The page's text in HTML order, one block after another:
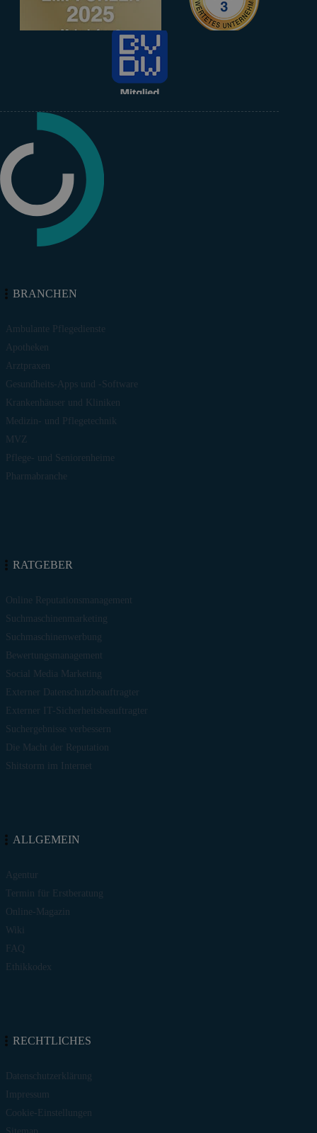
BRANCHEN
Ambulante Pflegedienste
Apotheken
Arztpraxen
Gesundheits-Apps und -Software
Krankenhäuser und Kliniken
Medizin- und Pflegetechnik
MVZ
Pflege- und Seniorenheime
Pharmabranche
RATGEBER
Online Reputationsmanagement
Suchmaschinenmarketing
Suchmaschinenwerbung
Bewertungsmanagement
Social Media Marketing
Externer Datenschutzbeauftragter
Externer IT-Sicherheitsbeauftragter
Suchergebnisse verbessern
Die Macht der Reputation
Shitstorm im Internet
ALLGEMEIN
Agentur
Termin für Erstberatung
Online-Magazin
Wiki
FAQ
Ethikkodex
RECHTLICHES
Datenschutzerklärung
Impressum
Cookie-Einstellungen